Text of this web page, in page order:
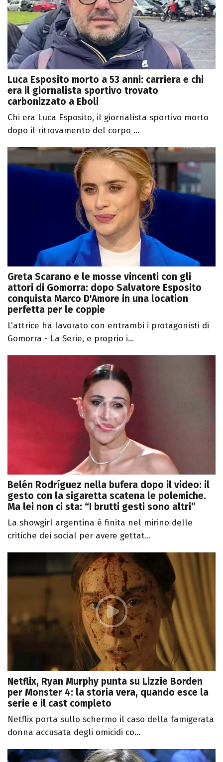
Luca Esposito morto a 53 anni: carriera e chi
era il giornalista sportivo trovato
carbonizzato a Eboli
Chi era Luca Esposito, il giornalista sportivo morto
dopo il ritrovamento del corpo ...
Greta Scarano e le mosse vincenti con gli
attori di Gomorra: dopo Salvatore Esposito
conquista Marco D'Amore in una location
perfetta per le coppie
L'attrice ha lavorato con entrambi i protagonisti di
Gomorra - La Serie, e proprio i...
Belén Rodríguez nella bufera dopo il video: il
gesto con la sigaretta scatena le polemiche.
Ma lei non ci sta: “I brutti gesti sono altri”
La showgirl argentina è finita nel mirino delle
critiche dei social per avere gettat...
Netflix, Ryan Murphy punta su Lizzie Borden
per Monster 4: la storia vera, quando esce la
serie e il cast completo
Netflix porta sullo schermo il caso della famigerata
donna accusata degli omicidi co...